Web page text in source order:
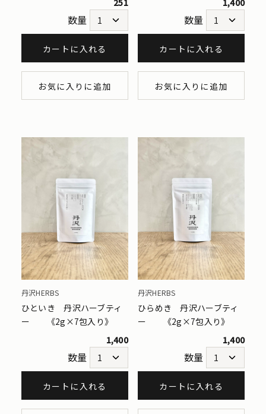
数量
カートに入れる
お気に入りに追加
数量
カートに入れる
お気に入りに追加
丹沢HERBS
ひといき 丹沢ハーブティ
ー 《2g×7包入り》
1,400
数量
カートに入れる
丹沢HERBS
ひらめき 丹沢ハーブティ
ー 《2g×7包入り》
1,400
数量
カートに入れる